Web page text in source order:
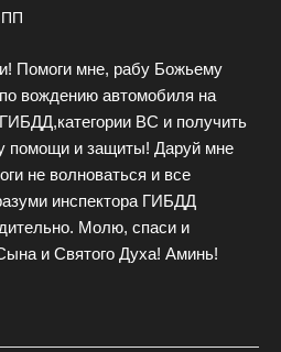
ПП
Помоги мне, рабу Божьему
вождению автомобиля на
ВС и получить
помощи и защиты! Даруй мне
не волноваться и все
инспектора ГИБДД
Молю, спаси и
и Святого Духа! Аминь!